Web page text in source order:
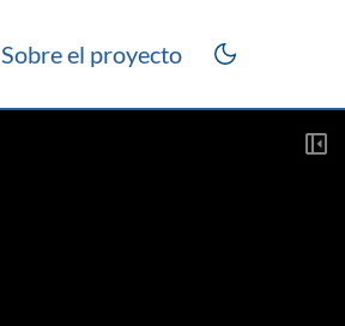
Sobre el proyecto